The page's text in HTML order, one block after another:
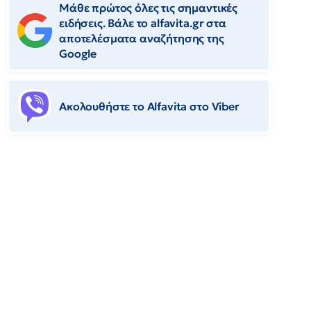
Μάθε πρώτος όλες τις σημαντικές
ειδήσεις. Βάλε το alfavita.gr στα
αποτελέσματα αναζήτησης της
Google
Ακολουθήστε το Αlfavita στο Viber